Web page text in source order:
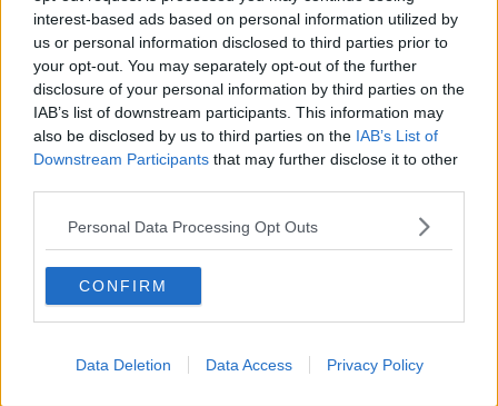
interest-based ads based on personal information utilized by
us or personal information disclosed to third parties prior to
your opt-out. You may separately opt-out of the further
disclosure of your personal information by third parties on the
IAB’s list of downstream participants. This information may
also be disclosed by us to third parties on the IAB’s List of
Downstream Participants that may further disclose it to other
Personal Data Processing Opt Outs
CONFIRM
Data Deletion Data Access Privacy Policy
Il velleitarismo di Trump, dell’UE e di Darwin
​Karen Horney e il ponte sullo Stretto
​I bulli vanno isolati
L’invertebrata von der Leyen e il Lula-risk
Trump soffre, la Corte dell'Aia è viva
​Il Nobel per la pace a Trump o all’Albanese? Questo è il
problema!
​Alessandro Orsini e la tetrade oscura del sionismo
​Hilsenrath e le 9 omotipie tra Nazismo, Sionismo e
Americanismo" (4^ parte)
​Il terrore di Netanyahu e la strategia della tensione
Il mito della democratica Israele (prima parte)
​Finale di partita?
​Il voto del referendum e i due genocidi
Il decreto il-libertà e in-sicurezza
Tu vuo’ fa l’americano con la legge spara-tutto!
La poesia contro gli orrori di CISL, Governo e sionisti